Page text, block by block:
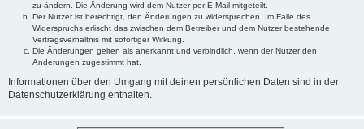
zu ändern. Die Änderung wird dem Nutzer per E-Mail mitgeteilt.
Der Nutzer ist berechtigt, den Änderungen zu widersprechen. Im Falle des
Widerspruchs erlischt das zwischen dem Betreiber und dem Nutzer bestehende
Vertragsverhältnis mit sofortiger Wirkung.
Die Änderungen gelten als anerkannt und verbindlich, wenn der Nutzer den
Änderungen zugestimmt hat.
Informationen über den Umgang mit deinen persönlichen Daten sind in der
Datenschutzerklärung enthalten.